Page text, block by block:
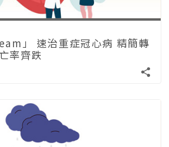
」 速治重症冠心病 精簡轉
率齊跌